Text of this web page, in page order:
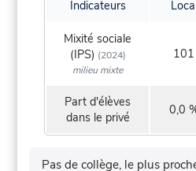
Indicateurs
Mixité sociale
(IPS) (2024)
milieu mixte
101
Part d'élèves
dans le privé
0,0
Pas de collège, le plus